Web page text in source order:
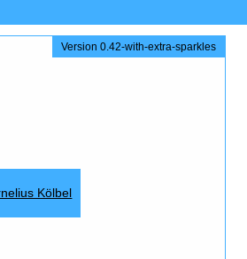
Version 0.42-with-extra-sparkles
Kölbel